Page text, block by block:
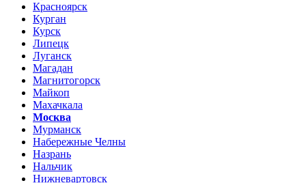
Красноярск
Курган
Курск
Липецк
Луганск
Магадан
Магнитогорск
Майкоп
Махачкала
Москва
Мурманск
Набережные Челны
Назрань
Нальчик
Нижневартовск